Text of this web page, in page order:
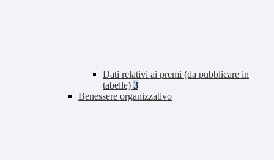
Dati relativi ai premi (da pubblicare in
tabelle) 3
Benessere organizzativo